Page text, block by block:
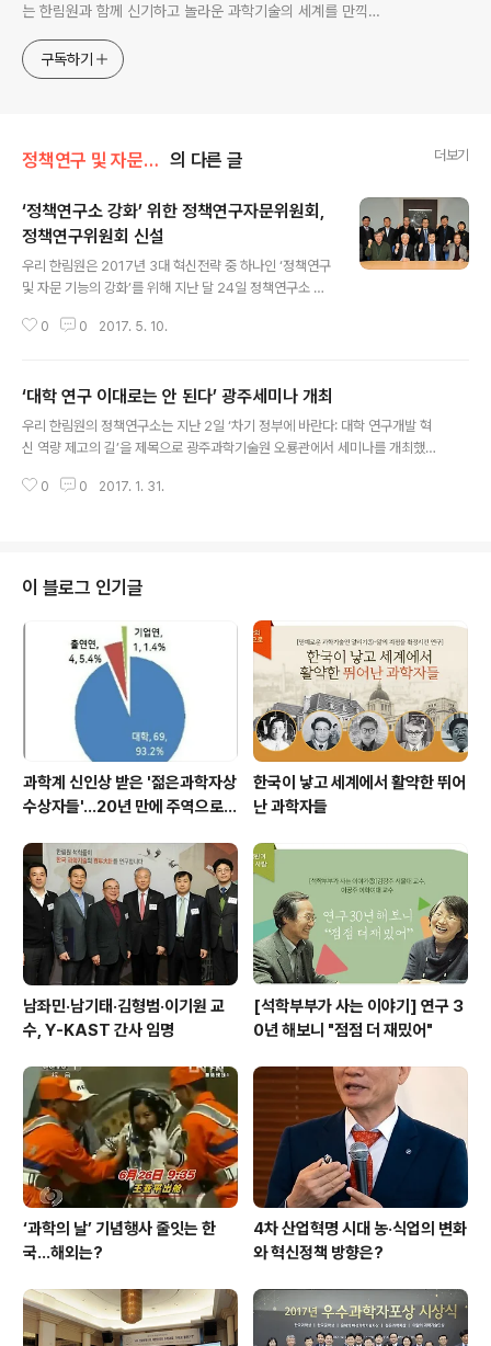
는 한림원과 함께 신기하고 놀라운 과학기술의 세계를 만끽하
구독하기
정책연구 및 자문/정책연구소 의 다른 글 더보기
‘정책연구소 강화’ 위한 정책연구자문위원회,
정책연구위원회 신설
우리 한림원은 2017년 3대 혁신전략 중 하나인 ‘정책연구
및 자문 기능의 강화’를 위해 지난 달 24일 정책연구소 내
책연구 전반을 자문하는 정책연구자문위원회의 위원장은
장(서울대 교수) 등 5인이 위원으로 위촉됐다. 정책연구위
원회에는 김승조 정책연구소장(서울대 명예교수)이 위원장
으로, 김경만 정책학부 부학부장(서강대 교수)과 성창모 정
으로 선임됐으며 이들은 정책연구 아젠다를 발굴하고 리뷰
0 0 2017. 5. 10.
‘대학 연구 이대로는 안 된다’ 광주세미나 개최
우리 한림원의 정책연구소는 지난 2일 ‘차기 정부에 바란다: 대학 연구개발 혁
신 역량 제고의 길’을 제목으로 광주과학기술원 오룡관에서 세미나를 개최했다.
으며, 이어진 종합토론에는 방윤규 전남대학교 교수와 이병훈 광주과학기술원
로 △ 도전적인 연구에 대한 지원 비중 확대 △ 대학 연구․교원 인력 선발 시스
템 개방화 및 국제적 질적 평가체제에 따른 승진 시스템의 운영 △ 연구성과 평
가에서의 정성평가 기준 제거..
0 0 2017. 1. 31.
이 블로그 인기글
과학계 신인상 받은 '젊은과학자상
수상자들'…20년 만에 주역으로
한국이 낳고 세계에서 활약한 뛰어
난 과학자들
남좌민·남기태·김형범·이기원 교
수, Y-KAST 간사 임명
[석학부부가 사는 이야기] 연구 3
0년 해보니 "점점 더 재밌어"
‘과학의 날’ 기념행사 줄잇는 한
국…해외는?
4차 산업혁명 시대 농·식업의 변화
와 혁신정책 방향은?